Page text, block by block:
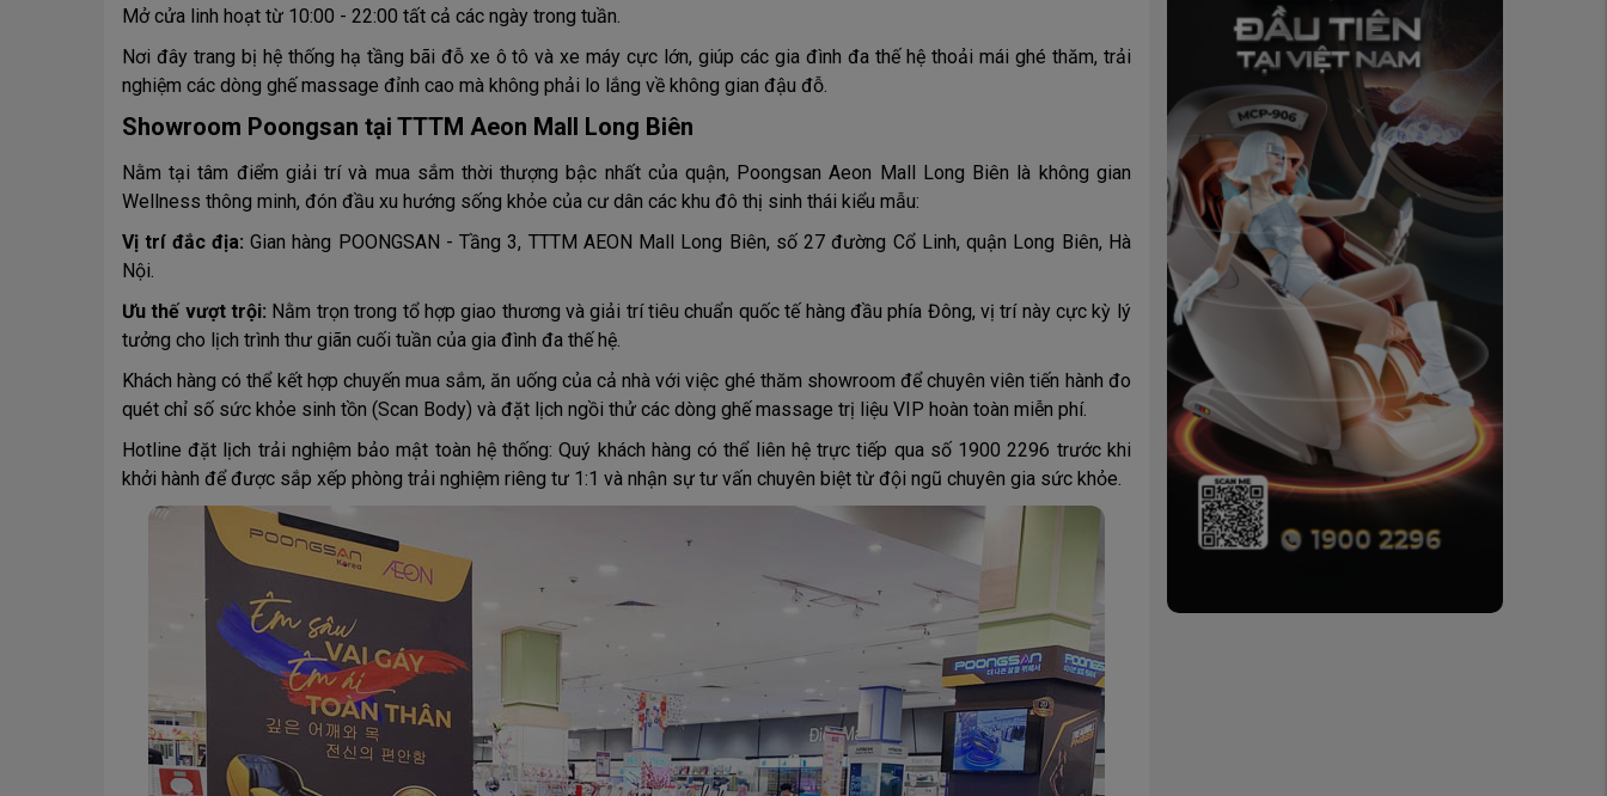
Mở cửa linh hoạt từ 10:00 - 22:00 tất cả các ngày trong tuần.
Nơi đây trang bị hệ thống hạ tầng bãi đỗ xe ô tô và xe máy cực lớn, giúp các gia đình đa thế hệ thoải mái ghé thăm, trải
nghiệm các dòng ghế massage đỉnh cao mà không phải lo lắng về không gian đậu đỗ.
Showroom Poongsan tại TTTM Aeon Mall Long Biên
Nằm tại tâm điểm giải trí và mua sắm thời thượng bậc nhất của quận, Poongsan Aeon Mall Long Biên là không gian
Wellness thông minh, đón đầu xu hướng sống khỏe của cư dân các khu đô thị sinh thái kiểu mẫu:
Vị trí đắc địa: Gian hàng POONGSAN - Tầng 3, TTTM AEON Mall Long Biên, số 27 đường Cổ Linh, quận Long Biên, Hà
Nội.
Ưu thế vượt trội: Nằm trọn trong tổ hợp giao thương và giải trí tiêu chuẩn quốc tế hàng đầu phía Đông, vị trí này cực kỳ lý
tưởng cho lịch trình thư giãn cuối tuần của gia đình đa thế hệ.
Khách hàng có thể kết hợp chuyến mua sắm, ăn uống của cả nhà với việc ghé thăm showroom để chuyên viên tiến hành đo
quét chỉ số sức khỏe sinh tồn (Scan Body) và đặt lịch ngồi thử các dòng ghế massage trị liệu VIP hoàn toàn miễn phí.
Hotline đặt lịch trải nghiệm bảo mật toàn hệ thống: Quý khách hàng có thể liên hệ trực tiếp qua số 1900 2296 trước khi
khởi hành để được sắp xếp phòng trải nghiệm riêng tư 1:1 và nhận sự tư vấn chuyên biệt từ đội ngũ chuyên gia sức khỏe.